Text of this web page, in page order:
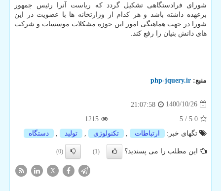
شورای فرادستگاهی تشکیل گردد که ریاست آنرا رئیس جمهور
برعهده داشته باشد و هر کدام از وزارتخانه ها با عضویت در این
شورا در جهت هماهنگی امور این حوزه مشکلات موسسات و شرکت
های دانش بنیان را رفع کند.
منبع: php-jquery.ir
1400/10/26
21:07:58
5.0
/
5
1215
تگهای خبر:
ارتباطات تكنولوژی تولید دستگاه
این مطلب را می پسندید؟ (1)
(0)
X